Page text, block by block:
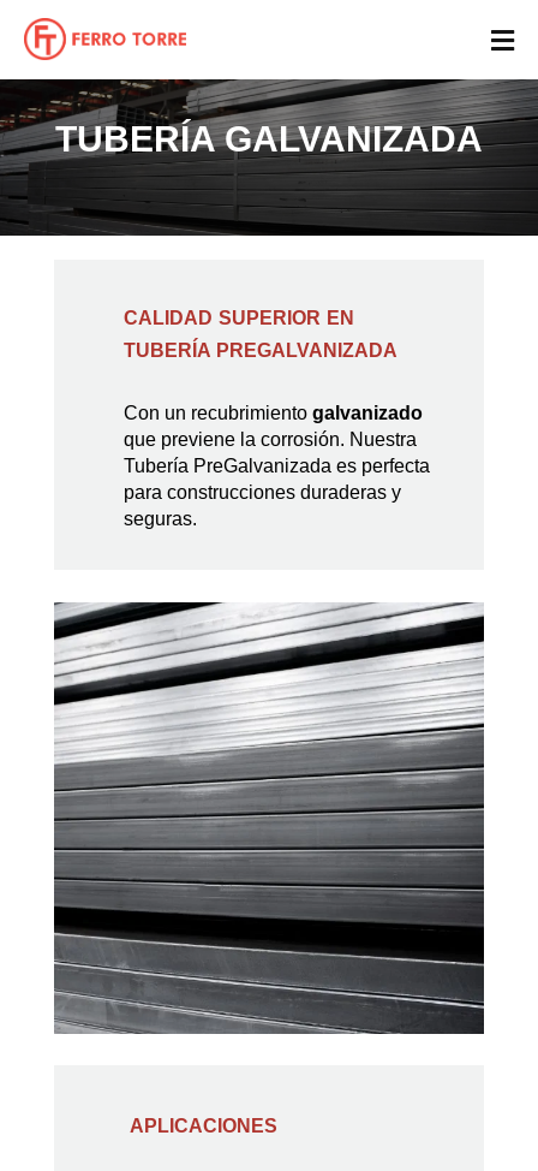
TUBERÍA GALVANIZADA
CALIDAD SUPERIOR EN
TUBERÍA PREGALVANIZADA
Con un recubrimientogalvanizado
que previene la corrosión. Nuestra
Tubería PreGalvanizada es perfecta
para construcciones duraderas y
seguras.
APLICACIONES